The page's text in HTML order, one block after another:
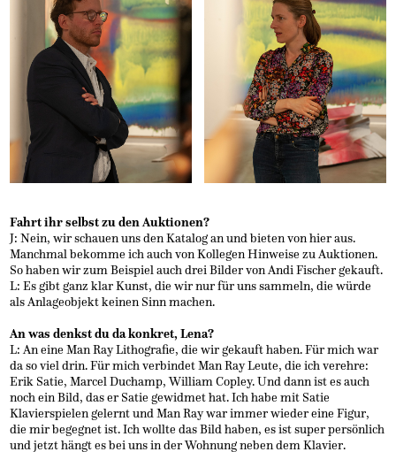
Fahrt ihr selbst zu den Auktionen?
J: Nein, wir schauen uns den Katalog an und bieten von hier aus.
Manchmal bekomme ich auch von Kollegen Hinweise zu Auktionen.
So haben wir zum Beispiel auch drei Bilder von Andi Fischer gekauft.
L: Es gibt ganz klar Kunst, die wir nur für uns sammeln, die würde
als Anlageobjekt keinen Sinn machen.
An was denkst du da konkret, Lena?
L: An eine Man Ray Lithografie, die wir gekauft haben. Für mich war
da so viel drin. Für mich verbindet Man Ray Leute, die ich verehre:
Erik Satie, Marcel Duchamp, William Copley. Und dann ist es auch
noch ein Bild, das er Satie gewidmet hat. Ich habe mit Satie
Klavierspielen gelernt und Man Ray war immer wieder eine Figur,
die mir begegnet ist. Ich wollte das Bild haben, es ist super persönlich
und jetzt hängt es bei uns in der Wohnung neben dem Klavier.